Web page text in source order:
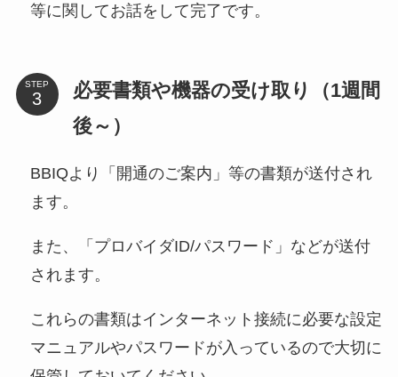
等に関してお話をして完了です。
STEP
必要書類や機器の受け取り（1週間
後～）
BBIQより「開通のご案内」等の書類が送付され
ます。
また、「プロバイダID/パスワード」などが送付
されます。
これらの書類はインターネット接続に必要な設定
マニュアルやパスワードが入っているので大切に